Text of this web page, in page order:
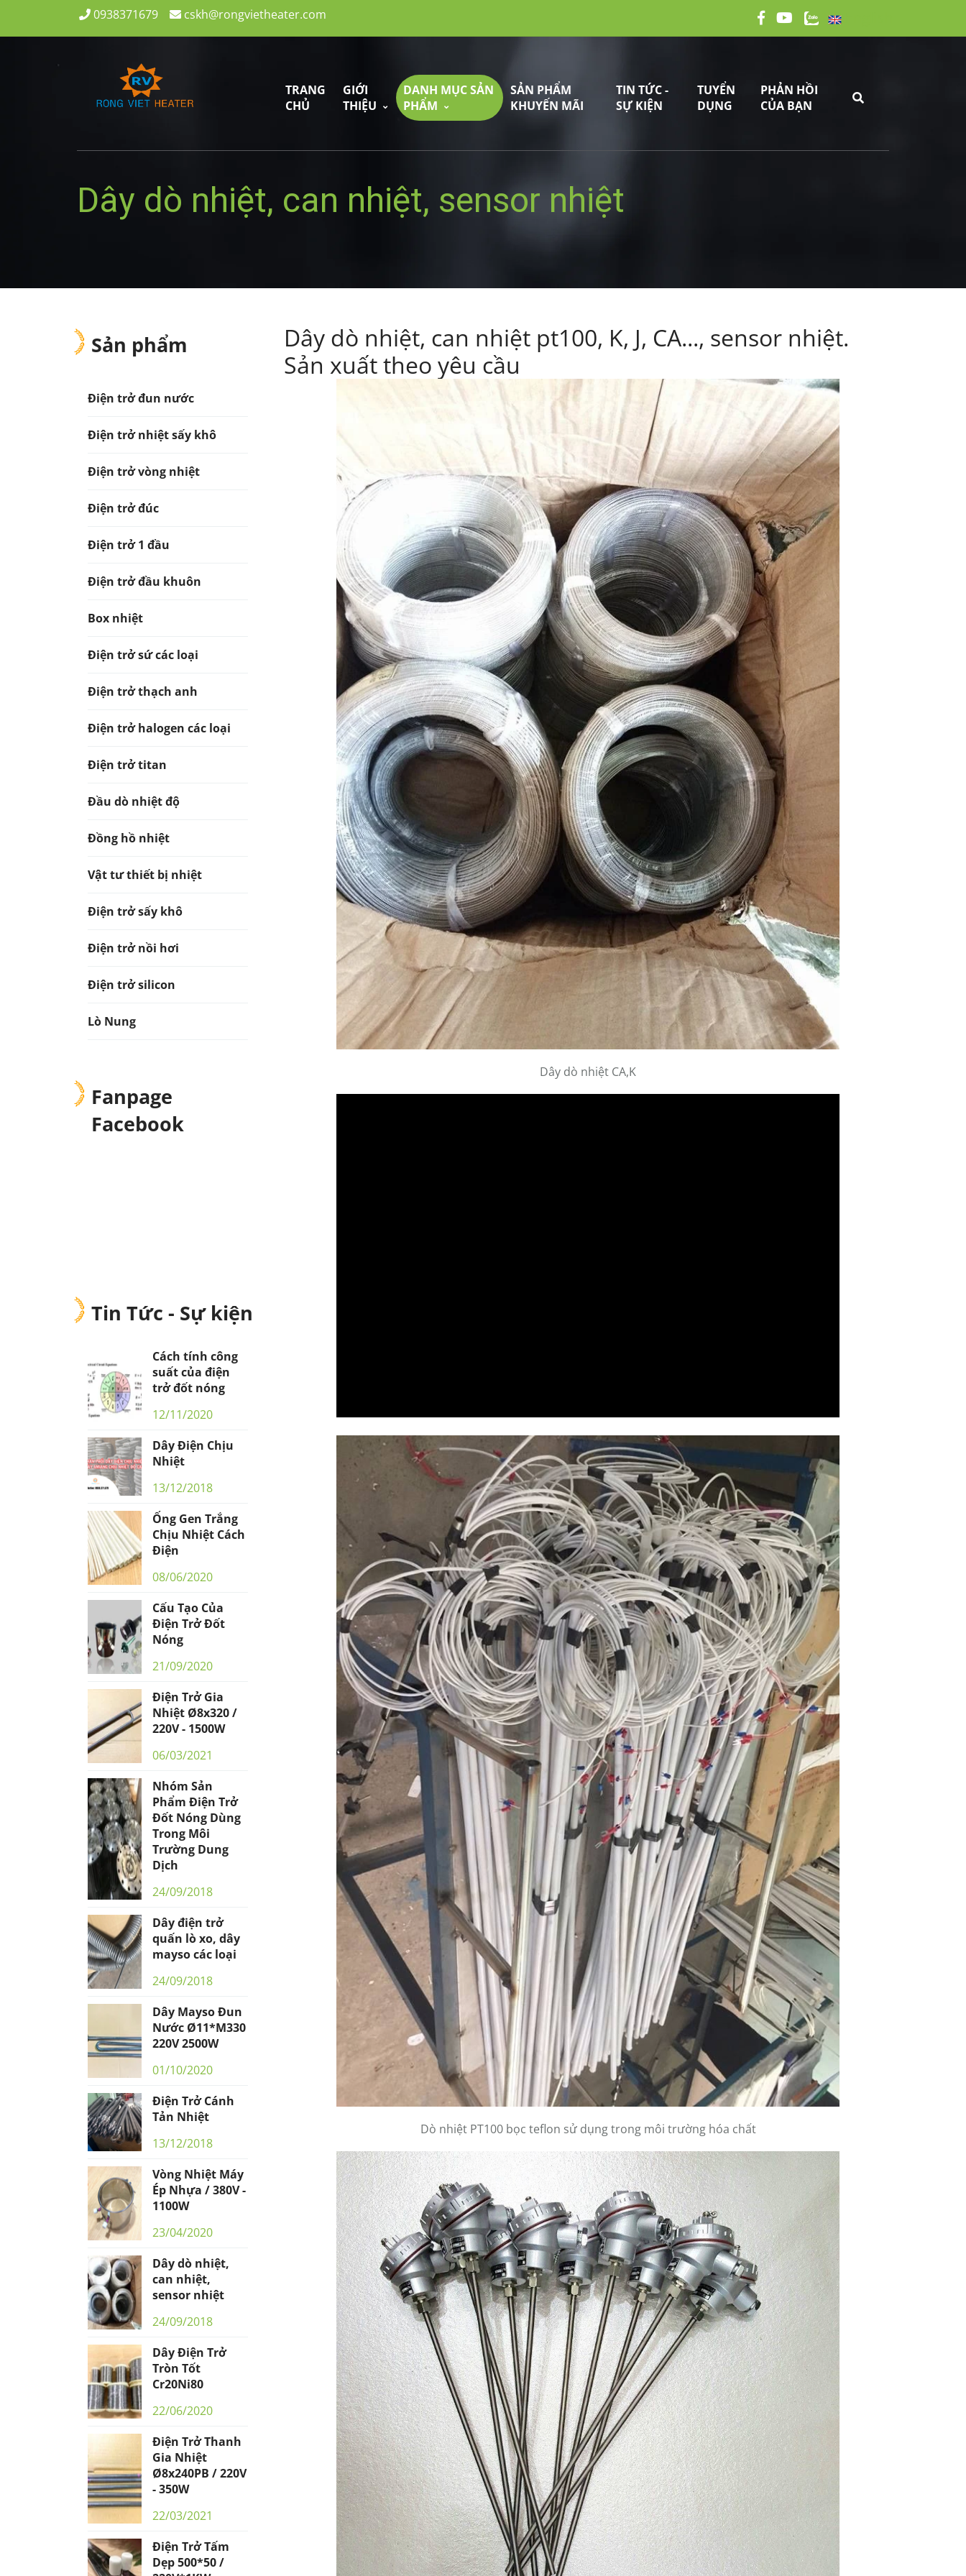
Dây dò nhiệt, can nhiệt, sensor nhiệt
Dây dò nhiệt, can nhiệt pt100, K, J, CA..., sensor nhiệt.
Sản xuất theo yêu cầu
Dây dò nhiệt CA,K
Dò nhiệt PT100 bọc teflon sử dụng trong môi trường hóa chất
Sản phẩm
Điện trở đun nước
Điện trở nhiệt sấy khô
Điện trở vòng nhiệt
Điện trở đúc
Điện trở 1 đầu
Điện trở đầu khuôn
Box nhiệt
Điện trở sứ các loại
Điện trở thạch anh
Điện trở halogen các loại
Điện trở titan
Đầu dò nhiệt độ
Đồng hồ nhiệt
Vật tư thiết bị nhiệt
Điện trở sấy khô
Điện trở nồi hơi
Điện trở silicon
Lò Nung
Fanpage
Facebook
Tin Tức - Sự kiện
Cách tính công
suất của điện
trở đốt nóng
12/11/2020
Dây Điện Chịu
Nhiệt
13/12/2018
Ống Gen Trắng
Chịu Nhiệt Cách
Điện
08/06/2020
Cấu Tạo Của
Điện Trở Đốt
Nóng
21/09/2020
Điện Trở Gia
Nhiệt Ø8x320 /
220V - 1500W
06/03/2021
Nhóm Sản
Phẩm Điện Trở
Đốt Nóng Dùng
Trong Môi
Trường Dung
Dịch
24/09/2018
Dây điện trở
quấn lò xo, dây
mayso các loại
24/09/2018
Dây Mayso Đun
Nước Ø11*M330
220V 2500W
01/10/2020
Điện Trở Cánh
Tản Nhiệt
13/12/2018
Vòng Nhiệt Máy
Ép Nhựa / 380V -
1100W
23/04/2020
Dây dò nhiệt,
can nhiệt,
sensor nhiệt
24/09/2018
Dây Điện Trở
Tròn Tốt
Cr20Ni80
22/06/2020
Điện Trở Thanh
Gia Nhiệt
Ø8x240PB / 220V
- 350W
22/03/2021
Điện Trở Tấm
Dẹp 500*50 /
0938371679 cskh@rongvietheater.com English
TRANG
CHỦ
GIỚI
THIỆU
DANH MỤC SẢN
PHẨM
SẢN PHẨM
KHUYẾN MÃI
TIN TỨC -
SỰ KIỆN
TUYỂN
DỤNG
PHẢN HỒI
CỦA BẠN